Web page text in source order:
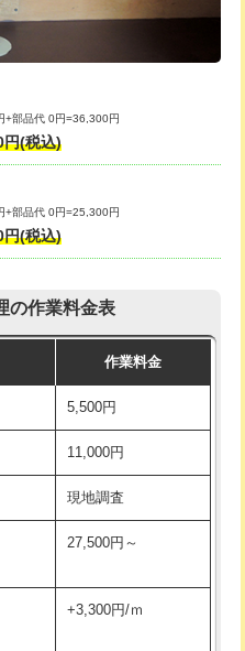
超
業）
）
38,500円
38,500円
22,000円
16,500円
現場見積
です。
業）
・修
業）
・修
業）
33,000円
22,000円+材料費
） 16,500円
+部品代 0円=36,300円
(税込)
+部品代 0円=25,300円
(税込)
の作業料金表
作業料金
5,500円
11,000円
現地調査
27,500円～
+3,300円/ｍ